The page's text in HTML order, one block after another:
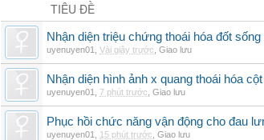
TIÊU ĐỀ
Nhận diện triệu chứng thoái hóa đốt
uyenuyen01 Vài giây trước Giao lưu
Nhận diện hình ảnh x quang thoái hóa
uyenuyen01 7 phút trước Giao lưu
Phục hồi chức năng vận động cho đau
uyenuyen01 15 phút trước Giao lưu